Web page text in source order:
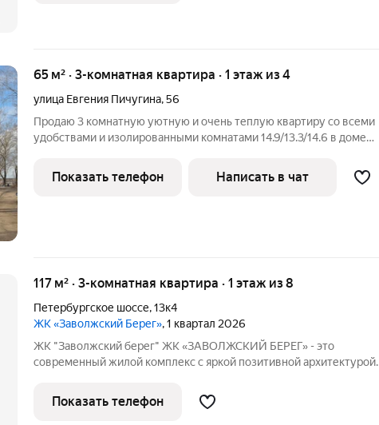
65 м² · 3-комнатная квартира · 1 этаж из 4
улица Евгения Пичугина,56
Продаю 3 комнатную уютную и очень теплую квартиру со всеми
удобствами и изолированными комнатами 14.9/13.3/14.6 в доме
двумя изолированными комнатами. Высота потолков за счёт
натяжных потолков
Показать телефон Написать в чат
117 м² · 3-комнатная квартира · 1 этаж из 8
Петербургское шоссе,13к4
ЖК «Заволжский Берег», 1 квартал 2026
ЖК "Заволжский берег" ЖК «ЗАВОЛЖСКИЙ БЕРЕГ» - это
современный жилой комплекс с яркой позитивной архитектурой.
пятнадцати 8-этажных секций, которые образуют три
полузамкнутых двора с раскрытием
Показать телефон